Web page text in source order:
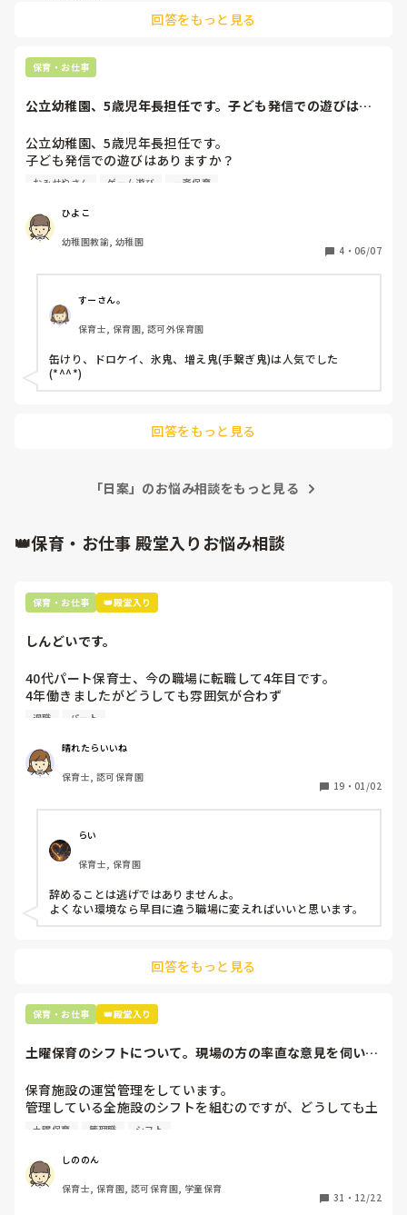
回答をもっと見る
保育・お仕事
公立幼稚園、5歳児年長担任です。子ども発信での遊びはあ
公立幼稚園、5歳児年長担任です。
子ども発信での遊びはありますか？
例えば、リレーやドッヂボールなどの集団遊び
みなさんの園ではどのような遊びが流行っていますか？
また、設定保育で使えるルールのある遊びや、
めの保育内容があれば教えて頂きたいです。
おみせやさん ゲーム遊び 一斉保育
ひよこ
幼稚園教諭, 幼稚園
4 ・ 06/07
すーさん。
保育士, 保育園, 認可外保育園
缶けり、ドロケイ、氷鬼、増え鬼(手繋ぎ鬼)は人気でした
(*^^*)
回答をもっと見る
「日案」のお悩み相談をもっと見る
👑保育・お仕事 殿堂入りお悩み相談
保育・お仕事 👑殿堂入り
しんどいです。
40代パート保育士、今の職場に転職して4年目です。
4年働きましたがどうしても雰囲気が合わず
退職しようと思っています。
周りの職員は、勤続10年以上から何十年という先生がほとん
どです。
保護者子どもの愚痴悪口が多く、
今で言う不適切保育も
仕方ないよね
もう何も言わずに
子どもの言いなりになればいいんだね
などいう意見で…
上の先生に相談することは難しそうです。
最後の職場にしようと思っていましたが
辞めることは逃げ、と、過去辞めた人も何年も言われ続けて
います
退職 パート
晴れたらいいね
保育士, 認可保育園
19 ・ 01/02
らい
保育士, 保育園
辞めることは逃げではありませんよ。
よくない環境なら早目に違う職場に変えればいいと思います。
回答をもっと見る
保育・お仕事 👑殿堂入り
土曜保育のシフトについて。現場の方の率直な意見を伺いた
保育施設の運営管理をしています。
管理している全施設のシフトを組むのですが、どうしても土
曜保育だけは入れる方が少なく、いつも苦労しています。
て入職しているはずですが、いざ勤務が始まると一日も土曜
出勤が出来ない方ばかりです。
土曜保育 管理職 シフト
しののん
保育士, 保育園, 認可保育園, 学童保育
31 ・ 12/22